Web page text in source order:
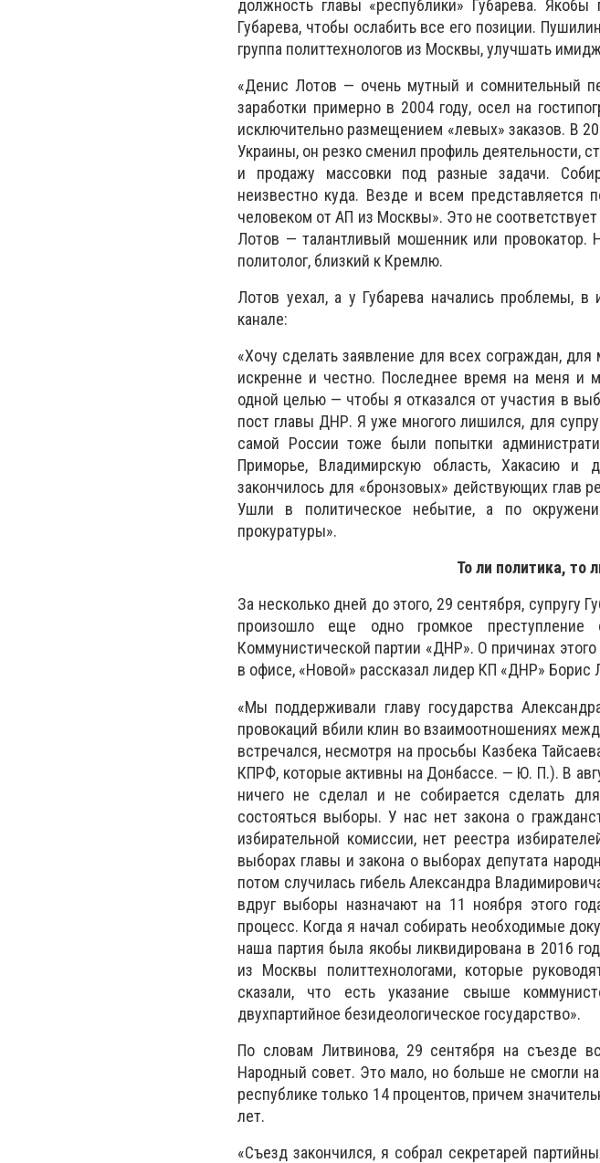
должность главы «республики» Губарева.
Губарева, чтобы ослабить все его позиции.
группа политтехнологов из Москвы, улучшать
«Денис Лотов — очень мутный и сомнительный
заработки примерно в 2004 году, осел на
исключительно размещением «левых» заказов. В
Украины, он резко сменил профиль деятельности,
и продажу массовки под разные задачи.
неизвестно куда. Везде и всем
человеком от АП из Москвы». Это не
Лотов — талантливый мошенник или провокатор.
политолог, близкий к Кремлю.
Лотов уехал, а у Губарева начались проблемы,
канале:
«Хочу сделать заявление для всех сограждан,
искренне и честно. Последнее время на меня и
одной целью — чтобы я отказался от участия в
пост главы ДНР. Я уже многого лишился, для
самой России тоже были попытки
Приморье, Владимирскую область, Хакасию
закончилось для «бронзовых» действующих глав
Ушли в политическое небытие, а по
прокуратуры».
То ли политика, то
За несколько дней до этого, 29 сентября, супругу
произошло еще одно громкое
Коммунистической партии «ДНР». О причинах
в офисе, «Новой» рассказал лидер КП «ДНР» Борис
«Мы поддерживали главу государства
провокаций вбили клин во взаимоотношениях
встречался, несмотря на просьбы Казбека
КПРФ, которые активны на Донбассе. — Ю. П.). В
ничего не сделал и не собирается сделать
состояться выборы. У нас нет закона о
избирательной комиссии, нет реестра
выборах главы и закона о выборах депутата
потом случилась гибель Александра
вдруг выборы назначают на 11 ноября этого
процесс. Когда я начал собирать необходимые
наша партия была якобы ликвидирована в 2016
из Москвы политтехнологами, которые
сказали, что есть указание свыше
двухпартийное безидеологическое государство».
По словам Литвинова, 29 сентября на съезде
Народный совет. Это мало, но больше не смогли
республике только 14 процентов, причем
лет.
«Съезд закончился, я собрал секретарей